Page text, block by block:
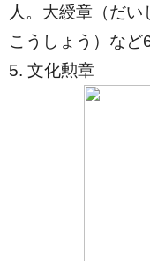
人。大綬章（だい
こうしょう）など
5. 文化勲章